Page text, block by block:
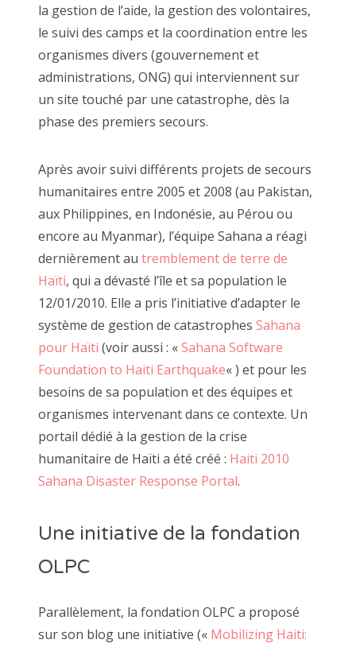
la gestion de l’aide, la gestion des volontaires,
le suivi des camps et la coordination entre les
organismes divers (gouvernement et
administrations, ONG) qui interviennent sur
un site touché par une catastrophe, dès la
phase des premiers secours.
Après avoir suivi différents projets de secours
humanitaires entre 2005 et 2008 (au Pakistan,
aux Philippines, en Indonésie, au Pérou ou
encore au Myanmar), l’équipe Sahana a réagi
dernièrement au tremblement de terre de
Haïti, qui a dévasté l’île et sa population le
12/01/2010. Elle a pris l’initiative d’adapter le
système de gestion de catastrophes Sahana
pour Haïti (voir aussi : «Sahana Software
Foundation to Haiti Earthquake« ) et pour les
besoins de sa population et des équipes et
organismes intervenant dans ce contexte. Un
portail dédié à la gestion de la crise
humanitaire de Haïti a été créé : Haiti 2010
Sahana Disaster Response Portal.
Une initiative de la fondation
OLPC
Parallèlement, la fondation OLPC a proposé
sur son blog une initiative (« Mobilizing Haiti: